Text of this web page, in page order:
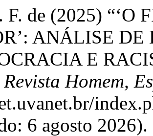
F. de (2025)
ANÁLISE DE
E
Revista Homem,
6 agosto 2026).